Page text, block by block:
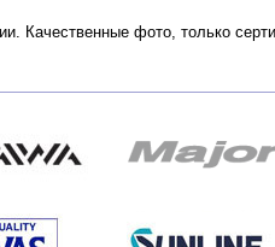
Качественные фото, только